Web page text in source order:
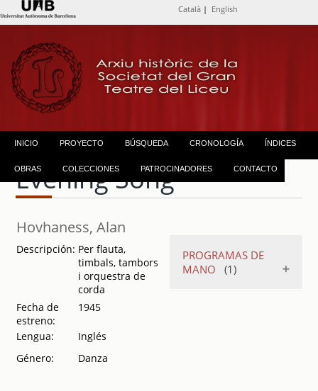
Català | English
INICIO PROYECTO BÚSQUEDA CRONOLOGÍA ÍNDICES
OBRAS COLECCIONES PATROCINADORES CONTACTO
Evening Song
Hovhaness, Alan
Descripción: Per flauta,
timbals, tambors
i orquestra de
corda
Fecha de
estreno:
1945
Lengua:
Inglés
Género:
Danza
PROGRAMAS DE
MANO
(1)